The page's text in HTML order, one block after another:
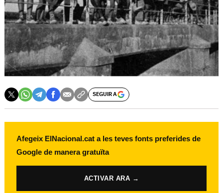
SEGUIR A
Afegeix ElNacional.cat a les teves fonts preferides de
Google de manera gratuïta
ACTIVAR ARA →